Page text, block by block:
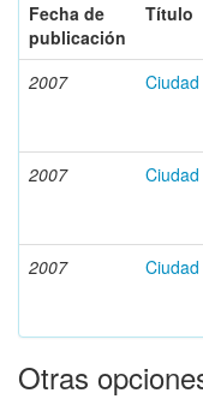
Fecha de
publicación
Título
2007
2007
2007
Otras